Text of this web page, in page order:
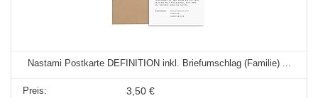
Nastami Postkarte DEFINITION inkl. Briefumschlag (Familie) ...
3,50 €